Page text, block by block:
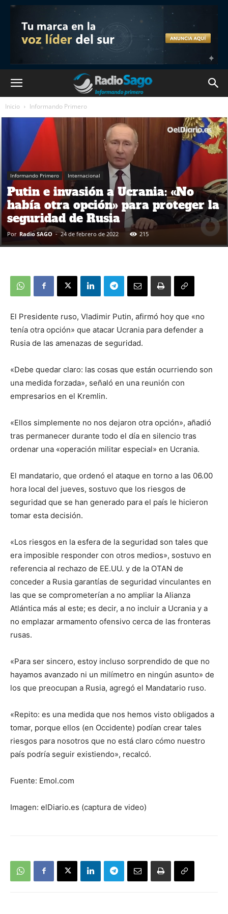
Inicio Informando Primero
Informando Primero Internacional
Putin e invasión a Ucrania: «No
había otra opción» para proteger la
seguridad de Rusia
Por Radio SAGO - 24 de febrero de 2022 215
El Presidente ruso, Vladimir Putin, afirmó hoy que «no
tenía otra opción» que atacar Ucrania para defender a
Rusia de las amenazas de seguridad.
«Debe quedar claro: las cosas que están ocurriendo son
una medida forzada», señaló en una reunión con
empresarios en el Kremlin.
«Ellos simplemente no nos dejaron otra opción», añadió
tras permanecer durante todo el día en silencio tras
ordenar una «operación militar especial» en Ucrania.
El mandatario, que ordenó el ataque en torno a las 06.00
hora local del jueves, sostuvo que los riesgos de
seguridad que se han generado para el país le hicieron
tomar esta decisión.
«Los riesgos en la esfera de la seguridad son tales que
era imposible responder con otros medios», sostuvo en
referencia al rechazo de EE.UU. y de la OTAN de
conceder a Rusia garantías de seguridad vinculantes en
las que se comprometerían a no ampliar la Alianza
Atlántica más al este; es decir, a no incluir a Ucrania y a
no emplazar armamento ofensivo cerca de las fronteras
rusas.
«Para ser sincero, estoy incluso sorprendido de que no
hayamos avanzado ni un milímetro en ningún asunto» de
los que preocupan a Rusia, agregó el Mandatario ruso.
«Repito: es una medida que nos hemos visto obligados a
tomar, porque ellos (en Occidente) podían crear tales
riesgos para nosotros que no está claro cómo nuestro
país podría seguir existiendo», recalcó.
Fuente: Emol.com
Imagen: elDiario.es (captura de video)